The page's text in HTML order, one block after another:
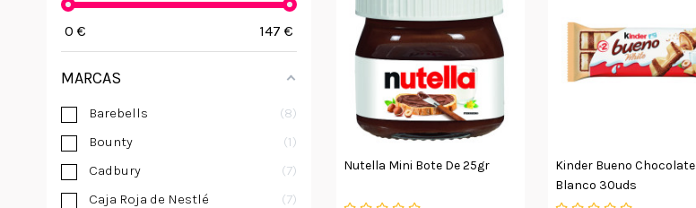
0 € 147 €
MARCAS
Barebells
8
Bounty
1
Cadbury
7
Caja Roja de Nestlé
7
Nutella Mini Bote De 25gr
Kinder Bueno Chocolate
Blanco 30uds